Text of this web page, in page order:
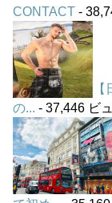
CONTACT -
の... - 37,446 ビ